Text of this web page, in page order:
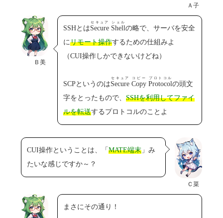
Ａ子
Ｂ美
SSHとはSecure
セキュア
Shell
シェル
の略で、サーバを安全
にリモート操作するための仕組みよ
（CUI操作しかできないけどね）
SCPというのはSecure
セキュア
Copy
コピー
Protocol
プロトコル
の頭文
字をとったもので、 SSHを利用してファイ
ルを転送するプロトコルのことよ
Ｃ菜
CUI操作ということは、「MATE端末 」み
たいな感じですか～？
まさにその通り！